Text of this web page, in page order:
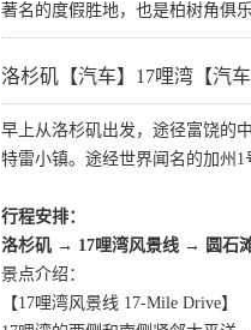
著名的度假胜地，也是柏树角俱
洛杉矶【汽车】17哩湾【汽
早上从洛杉矶出发，途径富饶的
特雷小镇。途经世界闻名的加州
行程安排：
洛杉矶 → 17哩湾风景线 → 圆石
景点介绍：
【17哩湾风景线 17-Mile Drive】